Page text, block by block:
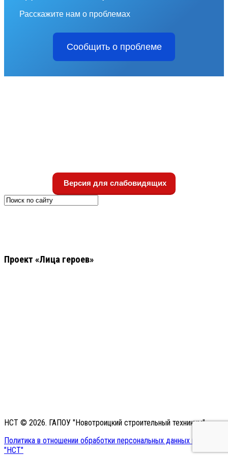
Расскажите нам о проблемах
Сообщить о проблеме
Версия для слабовидящих
Проект «Лица героев»
НСТ © 2026. ГАПОУ "Новотроицкий строительный техникум"
Политика в отношении обработки персональных данных в ГАПОУ
"НСТ"